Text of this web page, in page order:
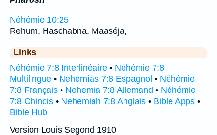
Néhémie 10:25
Rehum, Haschabna, Maaséja,
Links
Néhémie 7:8 Interlinéaire • Néhémie 7:8
Multilingue • Nehemías 7:8 Espagnol • Néhémie
7:8 Français • Nehemia 7:8 Allemand • Néhémie
7:8 Chinois • Nehemiah 7:8 Anglais • Bible Apps •
Bible Hub
Version Louis Segond 1910